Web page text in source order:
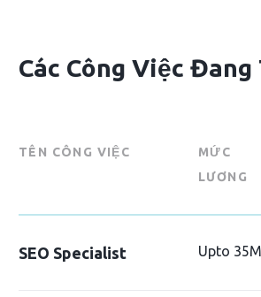
Các Công Việc Đang
TÊN CÔNG VIỆC
MỨC
LƯƠNG
SEO Specialist Upto 35M